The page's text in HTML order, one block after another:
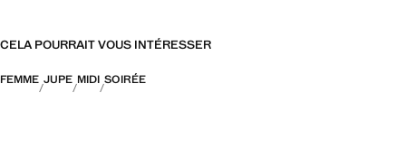
CELA POURRAIT VOUS INTÉRESSER
FEMME JUPE MIDI SOIRÉE